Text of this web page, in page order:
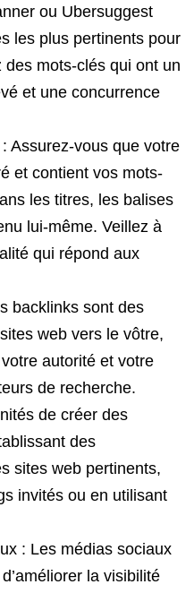
ou Ubersuggest
les plus pertinents pour
mots-clés qui ont un
et une concurrence
Assurez-vous que votre
et contient vos mots-
les titres, les balises
lui-même. Veillez à
qui répond aux
backlinks sont des
web vers le vôtre,
autorité et votre
de recherche.
de créer des
des
sites web pertinents,
invités ou en utilisant
: Les médias sociaux
la visibilité